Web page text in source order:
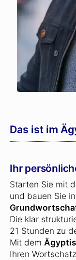
Das ist im
Ihr
Starten Sie mit
und bauen Sie
Die klar
21 Stunden zu
Mit dem
Ihren